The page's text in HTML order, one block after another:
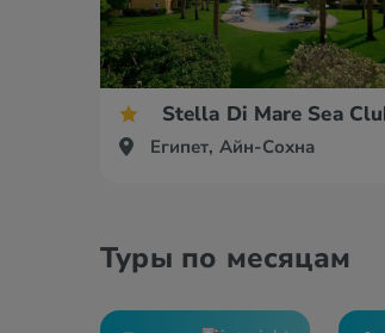
Stella Di Mare Sea
Египет, Айн-Сохна
Туры по месяцам